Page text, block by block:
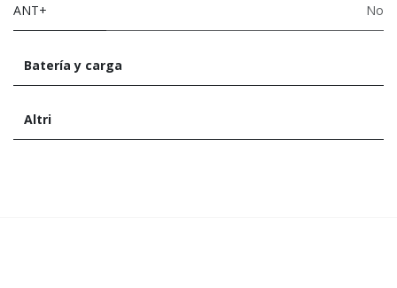
ANT+ No
Batería y carga
Altri